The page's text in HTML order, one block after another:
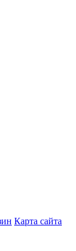
Карта сайта